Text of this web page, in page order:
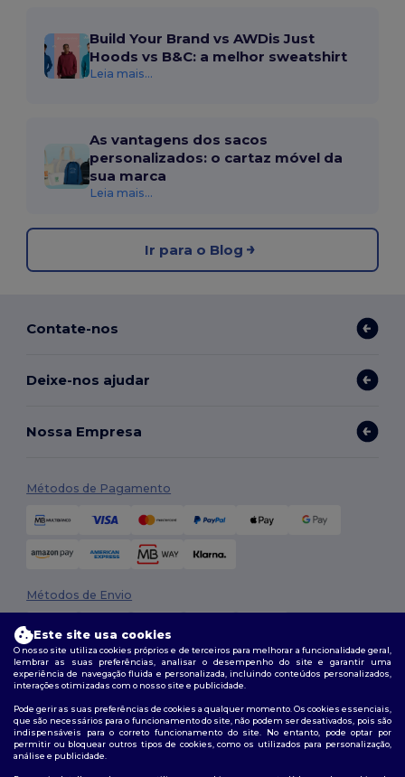
Build Your Brand vs AWDis Just
Hoods vs B&C: a melhor sweatshirt
Leia mais...
As vantagens dos sacos
personalizados: o cartaz móvel da
sua marca
Leia mais...
Ir para o Blog
Contate-nos
Deixe-nos ajudar
Nossa Empresa
Métodos de Pagamento
Métodos de Envio
Siga-nos
Este site usa cookies
O nosso site utiliza cookies próprios e de terceiros para melhorar a funcionalidade geral,
lembrar as suas preferências, analisar o desempenho do site e garantir uma
experiência de navegação fluida e personalizada, incluindo conteúdos personalizados,
interações otimizadas com o nosso site e publicidade.
Pode gerir as suas preferências de cookies a qualquer momento. Os cookies essenciais,
que são necessários para o funcionamento do site, não podem ser desativados, pois são
indispensáveis para o correto funcionamento do site. No entanto, pode optar por
permitir ou bloquear outros tipos de cookies, como os utilizados para personalização,
análise e publicidade.